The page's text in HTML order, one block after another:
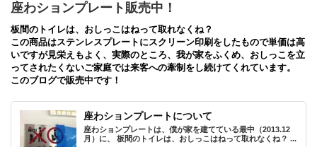
座わションプレート販売中！
板間のトイレは、おしっこはねって取れなくね？
この商品はステンレスプレートにスクリーン印刷をしたもので単価は高
いですが見栄えもよく、実際のところ、我が家をふくめ、おしっこを立
ってされたくないご家庭では来客への牽制をし続けてくれています。
このブログで販売中です！
座わションプレートについて
座わションプレートは、僕が家を建てている最中（2013.12
月）に、 板間のトイレは、おしっこはねって取れなくね？ ...